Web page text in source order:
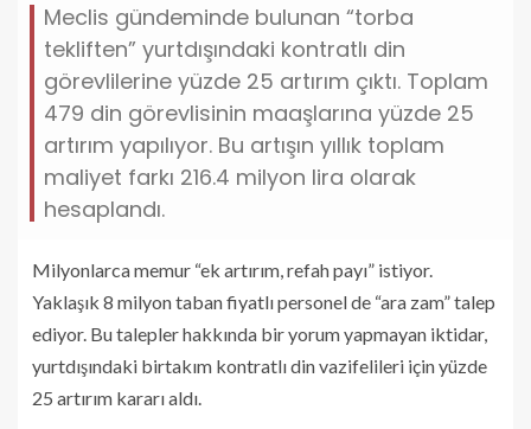
Meclis gündeminde bulunan “torba
tekliften” yurtdışındaki kontratlı din
görevlilerine yüzde 25 artırım çıktı. Toplam
479 din görevlisinin maaşlarına yüzde 25
artırım yapılıyor. Bu artışın yıllık toplam
maliyet farkı 216.4 milyon lira olarak
hesaplandı.
Milyonlarca memur “ek artırım, refah payı” istiyor.
Yaklaşık 8 milyon taban fiyatlı personel de “ara zam” talep
ediyor. Bu talepler hakkında bir yorum yapmayan iktidar,
yurtdışındaki birtakım kontratlı din vazifelileri için yüzde
25 artırım kararı aldı.